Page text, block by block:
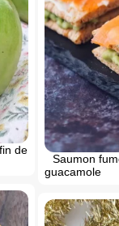
de
Saumon
guacamole